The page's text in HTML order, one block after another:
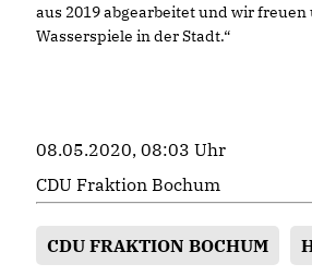
aus 2019 abgearbeitet und wir freuen
Wasserspiele in der Stadt.“
08.05.2020, 08:03 Uhr
CDU Fraktion Bochum
CDU FRAKTION BOCHUM